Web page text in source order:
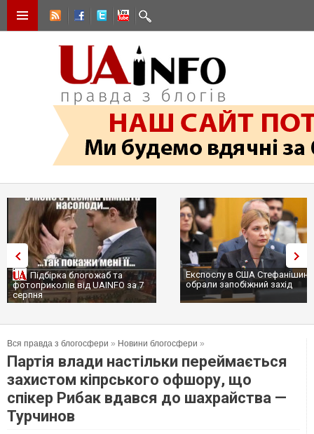
Підбірка блогожаб та
фотоприколів від UAINFO за 7
серпня
Експослу в США
обрали запобіжний захід
Вся правда з блогосфери » Новини блогосфери »
Партія влади настільки переймається
захистом кіпрського офшору, що
спікер Рибак вдався до шахрайства —
Турчинов